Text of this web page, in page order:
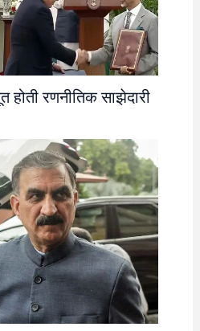
रणनीतिक साझेदारी